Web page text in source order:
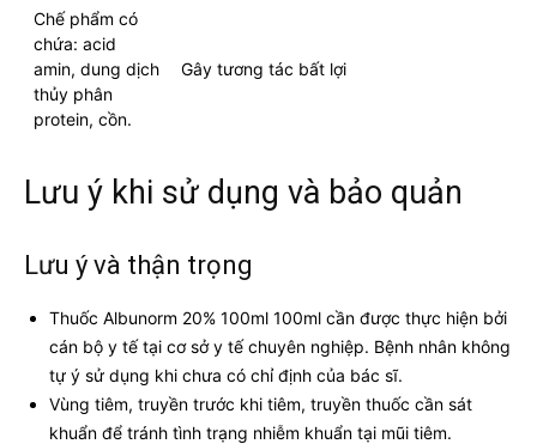
Chế phẩm có
chứa: acid
amin, dung dịch
thủy phân
protein, cồn.
Gây tương tác bất lợi
Lưu ý khi sử dụng và bảo quản
Lưu ý và thận trọng
Thuốc Albunorm 20% 100ml 100ml cần được thực hiện bởi
cán bộ y tế tại cơ sở y tế chuyên nghiệp. Bệnh nhân không
tự ý sử dụng khi chưa có chỉ định của bác sĩ.
Vùng tiêm, truyền trước khi tiêm, truyền thuốc cần sát
khuẩn để tránh tình trạng nhiễm khuẩn tại mũi tiêm.